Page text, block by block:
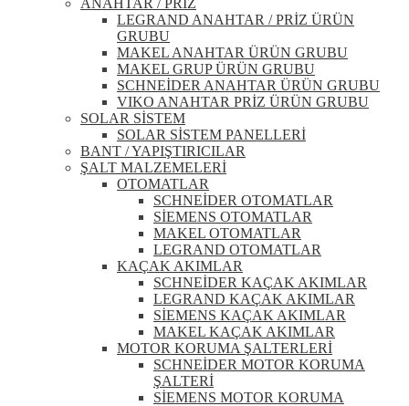
ANAHTAR / PRİZ
LEGRAND ANAHTAR / PRİZ ÜRÜN
GRUBU
MAKEL ANAHTAR ÜRÜN GRUBU
MAKEL GRUP ÜRÜN GRUBU
SCHNEİDER ANAHTAR ÜRÜN GRUBU
VIKO ANAHTAR PRİZ ÜRÜN GRUBU
SOLAR SİSTEM
SOLAR SİSTEM PANELLERİ
BANT / YAPIŞTIRICILAR
ŞALT MALZEMELERİ
OTOMATLAR
SCHNEİDER OTOMATLAR
SİEMENS OTOMATLAR
MAKEL OTOMATLAR
LEGRAND OTOMATLAR
KAÇAK AKIMLAR
SCHNEİDER KAÇAK AKIMLAR
LEGRAND KAÇAK AKIMLAR
SİEMENS KAÇAK AKIMLAR
MAKEL KAÇAK AKIMLAR
MOTOR KORUMA ŞALTERLERİ
SCHNEİDER MOTOR KORUMA
ŞALTERİ
SİEMENS MOTOR KORUMA